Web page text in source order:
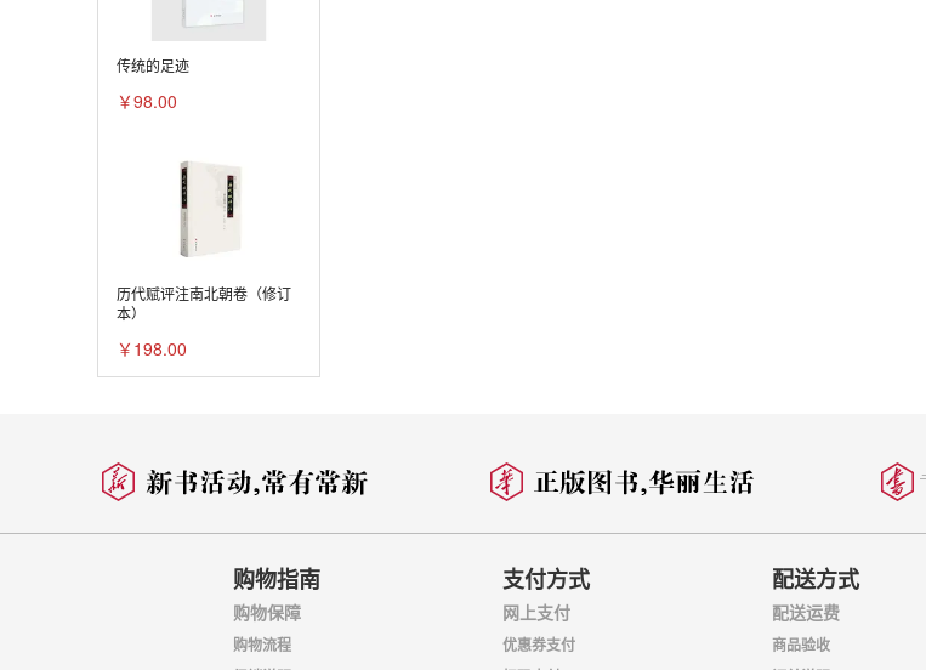
传统的足迹
￥98.00
历代赋评注南北朝卷（修订
本）
￥198.00
购物指南
购物保障
购物流程
支付方式
网上支付
优惠券支付
配送方式
配送运费
商品验收